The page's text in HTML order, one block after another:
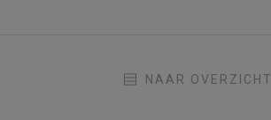
NAAR OVERZICHT